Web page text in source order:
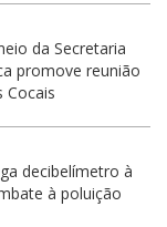
da Secretaria
promove reunião
Cocais
decibelímetro à
à poluição